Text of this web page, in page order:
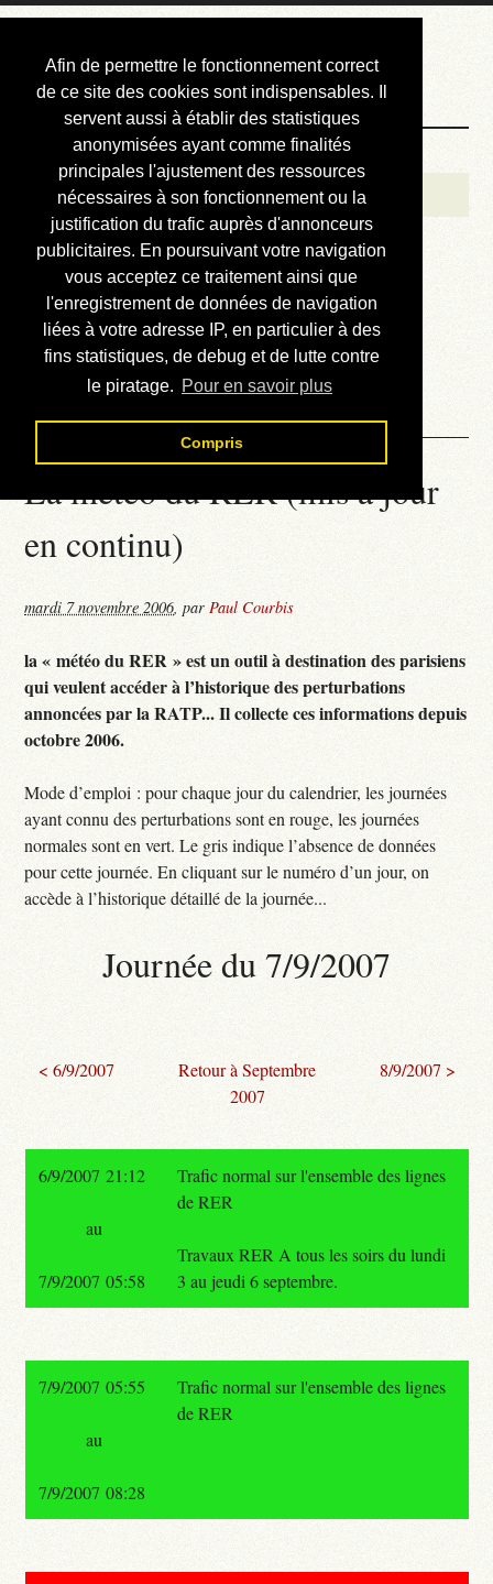
Afin de permettre le fonctionnement correct
de ce site des cookies sont indispensables. Il
servent aussi à établir des statistiques
anonymisées ayant comme finalités
principales l'ajustement des ressources
nécessaires à son fonctionnement ou la
justification du trafic auprès d'annonceurs
publicitaires. En poursuivant votre navigation
vous acceptez ce traitement ainsi que
l'enregistrement de données de navigation
liées à votre adresse IP, en particulier à des
fins statistiques, de debug et de lutte contre
le piratage. Pour en savoir plus
Compris
Courbis, « LE »
Blog Officiel
Bienvenue
Réalisations
Divers (et d’été)
Annonces
Liens externes
Téléchargement
Contact
La météo du RER (mis à jour
en continu)
mardi 7 novembre 2006,parPaul Courbis
la « météo du RER » est un outil à destination des parisiens
qui veulent accéder à l’historique des perturbations
annoncées par la RATP... Il collecte ces informations depuis
octobre 2006.
Mode d’emploi : pour chaque jour du calendrier, les journées
ayant connu des perturbations sont en rouge, les journées
normales sont en vert. Le gris indique l’absence de données
pour cette journée. En cliquant sur le numéro d’un jour, on
accède à l’historique détaillé de la journée...
Journée du 7/9/2007
< 6/9/2007
Retour à Septembre
2007
8/9/2007 >
6/9/2007 21:12
Trafic normal sur l'ensemble des lignes
de RER
Travaux RER A tous les soirs du lundi
3 au jeudi 6 septembre.
au
7/9/2007 05:58
7/9/2007 05:55
Trafic normal sur l'ensemble des lignes
de RER
au
7/9/2007 08:28